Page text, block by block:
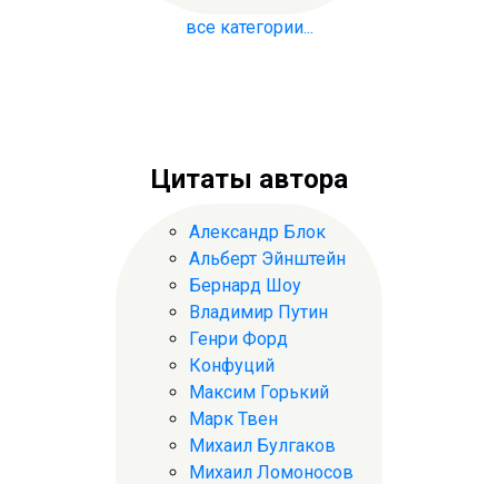
все категории...
Цитаты автора
Александр Блок
Альберт Эйнштейн
Бернард Шоу
Владимир Путин
Генри Форд
Конфуций
Максим Горький
Марк Твен
Михаил Булгаков
Михаил Ломоносов